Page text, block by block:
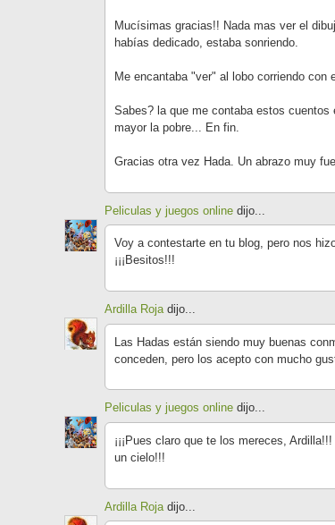
Mucísimas gracias!! Nada mas ver el
habías dedicado, estaba sonriendo.
Me encantaba "ver" al lobo corriendo con
Sabes? la que me contaba estos
mayor la pobre... En fin.
Gracias otra vez Hada. Un abrazo muy
Peliculas y juegos online dijo...
Voy a contestarte en tu blog, pero nos
¡¡¡Besitos!!!
Ardilla Rojadijo...
Las Hadas están siendo muy buenas
conceden, pero los acepto con mucho
Peliculas y juegos online dijo...
¡¡¡Pues claro que te los mereces,
un cielo!!!
Ardilla Roja dijo...